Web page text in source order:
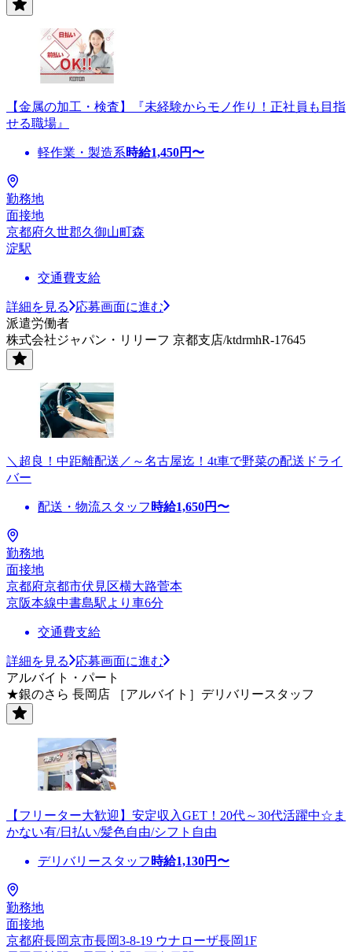
【金属の加工・検査】『未経験からモノ作り！正社員も目指
せる職場』
軽作業・製造系時給1,450円〜
勤務地
面接地
京都府久世郡久御山町森
淀駅
交通費支給
詳細を見る
応募画面に進む
派遣労働者
株式会社ジャパン・リリーフ 京都支店/ktdrmhR-17645
＼超良！中距離配送／～名古屋迄！4t車で野菜の配送ドライ
バー
配送・物流スタッフ 時給1,650円〜
勤務地
面接地
京都府京都市伏見区横大路菅本
京阪本線中書島駅より車6分
交通費支給
詳細を見る
応募画面に進む
アルバイト・パート
★銀のさら 長岡店 ［アルバイト］デリバリースタッフ
【フリーター大歓迎】安定収入GET！20代～30代活躍中☆ま
かない有/日払い/髪色自由/シフト自由
デリバリースタッフ 時給1,130円〜
勤務地
面接地
京都府長岡京市長岡3-8-19 ウナローザ長岡1F